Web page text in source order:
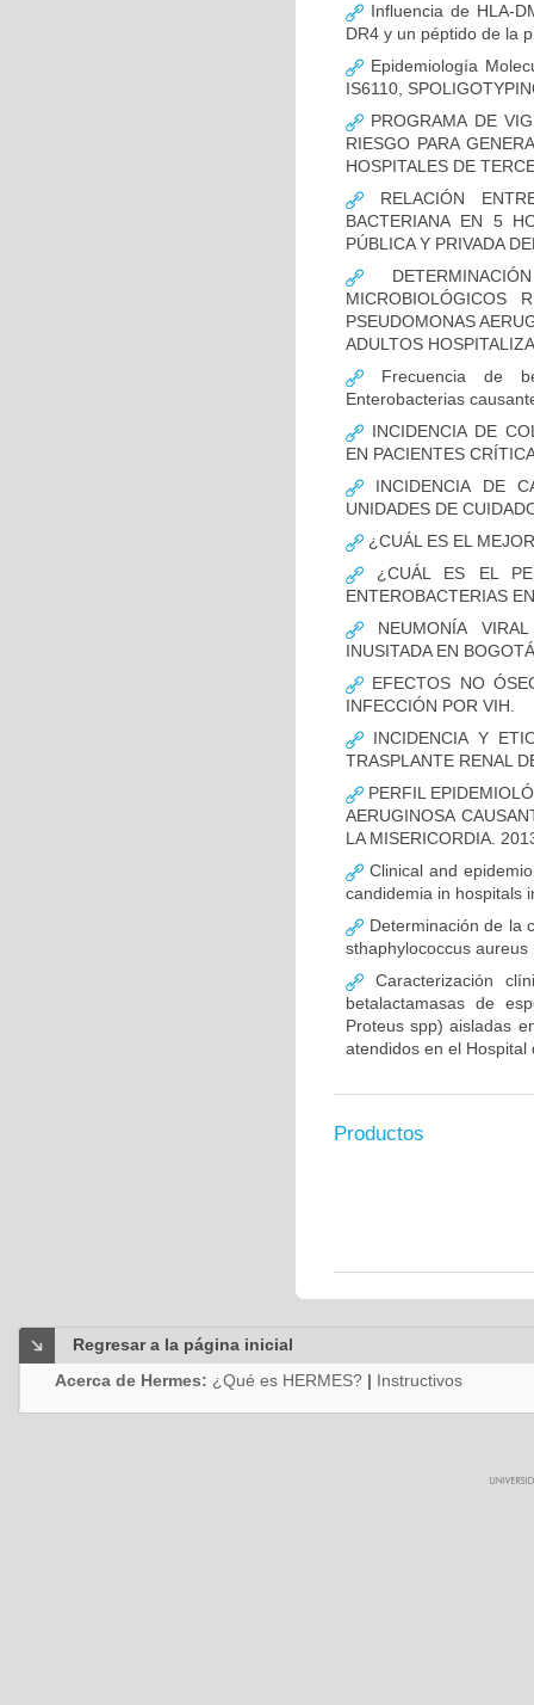
Influencia de HLA-
DR4 y un péptido de la
Epidemiología
IS6110,
PROGRAMA DE
RIESGO PARA
HOSPITALES DE
RELACIÓN
BACTERIANA EN 5
PÚBLICA Y PRIVADA
MICROBIOLÓGICOS
PSEUDOMONAS
ADULTOS
Frecuencia de
Enterobacterias
INCIDENCIA DE
EN PACIENTES
INCIDENCIA DE
UNIDADES DE
¿CUÁL ES EL
¿CUÁL ES EL
ENTEROBACTERIAS
NEUMONÍA
INUSITADA EN
EFECTOS NO
INFECCIÓN POR VIH.
INCIDENCIA Y
TRASPLANTE RENAL
PERFIL
AERUGINOSA
LA MISERICORDIA.
Clinical and
candidemia in hospitals
Determinación de la
sthaphylococcus
Caracterización
betalactamasas de
Proteus spp) aisladas
atendidos en el
Productos
Regresar a la página inicial
Acerca de Hermes: ¿Qué es HERMES? | Instructivos